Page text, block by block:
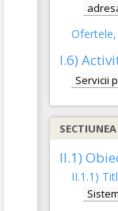
I.6)
Servicii
II.1)
II.1.1)